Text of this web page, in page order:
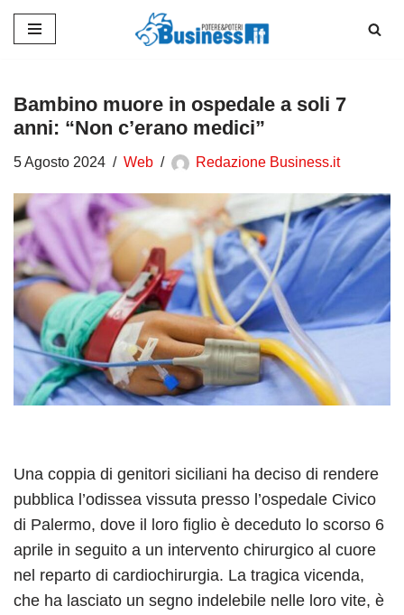
contenuto
Bambino muore in ospedale a soli 7
anni: “Non c’erano medici”
5 Agosto 2024 Web Redazione Business.it
Una coppia di genitori siciliani ha deciso di rendere
pubblica l’odissea vissuta presso l’ospedale Civico
di Palermo, dove il loro figlio è deceduto lo scorso 6
aprile in seguito a un intervento chirurgico al cuore
nel reparto di cardiochirurgia. La tragica vicenda,
che ha lasciato un segno indelebile nelle loro vite, è